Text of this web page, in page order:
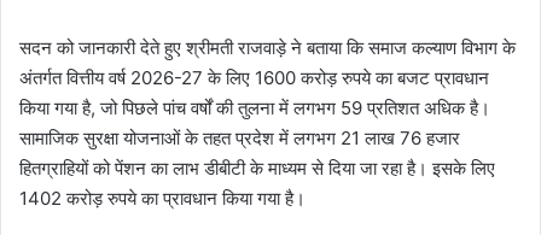
सदन को जानकारी देते हुए श्रीमती राजवाड़े ने बताया कि समाज कल्याण विभाग के
अंतर्गत वित्तीय वर्ष 2026-27 के लिए 1600 करोड़ रुपये का बजट प्रावधान
किया गया है, जो पिछले पांच वर्षों की तुलना में लगभग 59 प्रतिशत अधिक है।
सामाजिक सुरक्षा योजनाओं के तहत प्रदेश में लगभग 21 लाख 76 हजार
हितग्राहियों को पेंशन का लाभ डीबीटी के माध्यम से दिया जा रहा है। इसके लिए
1402 करोड़ रुपये का प्रावधान किया गया है।